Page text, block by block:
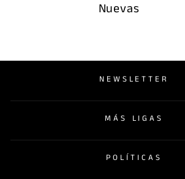
Nuevas
NEWSLETTER
MÁS LIGAS
POLÍTICAS